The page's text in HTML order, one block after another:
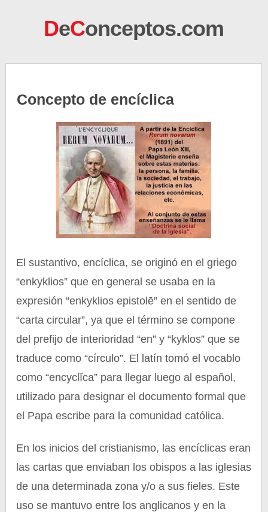
DeConceptos.com
Concepto de encíclica
El sustantivo, encíclica, se originó en el griego
“enkyklios” que en general se usaba en la
expresión “enkyklios epistolē” en el sentido de
“carta circular”, ya que el término se compone
del prefijo de interioridad “en” y “kyklos” que se
traduce como “círculo”. El latín tomó el vocablo
como “encyclĭca” para llegar luego al español,
utilizado para designar el documento formal que
el Papa escribe para la comunidad católica.
En los inicios del cristianismo, las encíclicas eran
las cartas que enviaban los obispos a las iglesias
de una determinada zona y/o a sus fieles. Este
uso se mantuvo entre los anglicanos y en la